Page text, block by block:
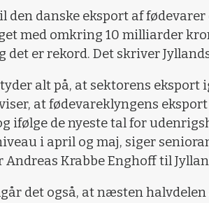
den danske eksport af
med omkring 10 milliarder
det er rekord. Det skriver
alt på, at sektorens eksport
at fødevareklyngens eksport
ifølge de nyeste tal for
i april og maj, siger
Andreas Krabbe Enghoff til
det også, at næsten